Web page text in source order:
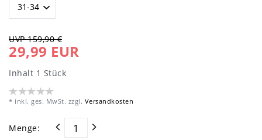
UVP 159,90 €
29,99 EUR
Inhalt 1 Stück
* inkl. ges. MwSt. zzgl. Versandkosten
Menge: